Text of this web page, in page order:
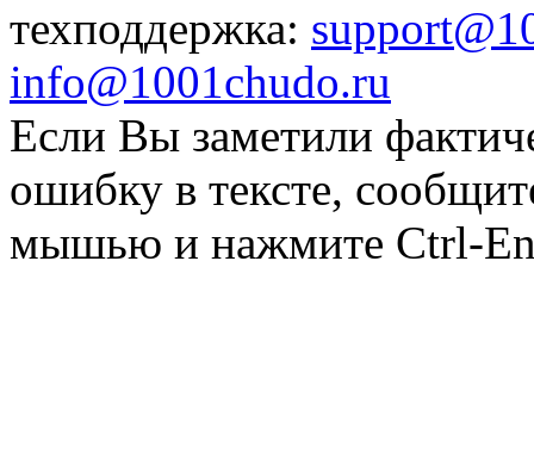
техподдержка:
info@1001chudo.ru
Если Вы заметили
ошибку в тексте,
мышью и нажмите Ctrl-